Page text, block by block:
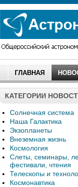
ГЛАВНАЯ
КАТЕГОРИИ
Солнечная система
Наша Галактика
Экзопланеты
Внеземная жизнь
Космология
Слеты, семинары,
фестивали, чтения
Телескопы и
Космонавтика